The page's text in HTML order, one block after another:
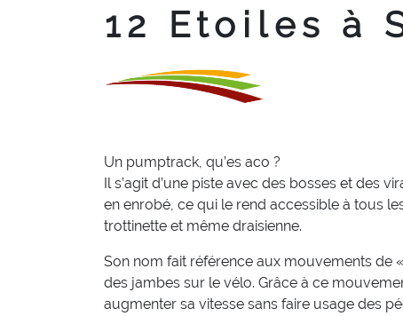
12 Etoiles à
Un pumptrack, qu’es aco ?
Il s’agit d’une piste avec des bosses et des
en enrobé, ce qui le rend accessible à tous
trottinette et même draisienne.
Son nom fait référence aux mouvements de
des jambes sur le vélo. Grâce à ce
augmenter sa vitesse sans faire usage des